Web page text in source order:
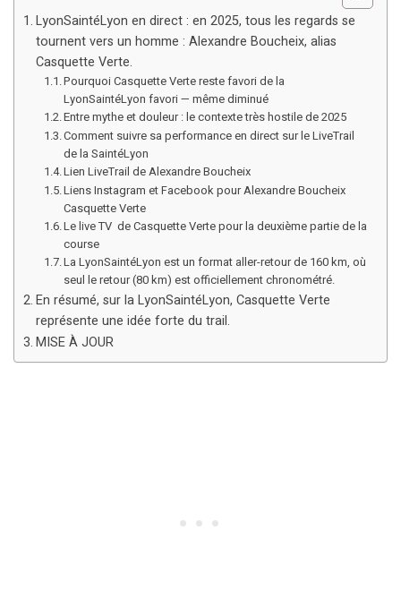
LyonSaintéLyon en direct : en 2025, tous les regards se
tournent vers un homme : Alexandre Boucheix, alias
Casquette Verte.
Pourquoi Casquette Verte reste favori de la
LyonSaintéLyon favori — même diminué
Entre mythe et douleur : le contexte très hostile de 2025
Comment suivre sa performance en direct sur le LiveTrail
de la SaintéLyon
Lien LiveTrail de Alexandre Boucheix
Liens Instagram et Facebook pour Alexandre Boucheix
Casquette Verte
Le live TV de Casquette Verte pour la deuxième partie de la
course
La LyonSaintéLyon est un format aller-retour de 160 km, où
seul le retour (80 km) est officiellement chronométré.
En résumé, sur la LyonSaintéLyon, Casquette Verte
représente une idée forte du trail.
MISE À JOUR